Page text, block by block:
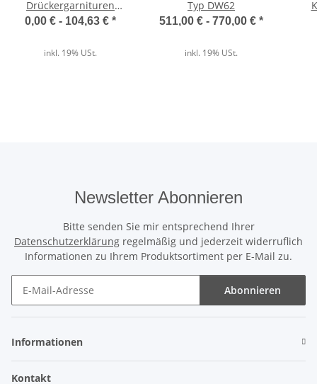
Der direkte Vergleich
Ausgeschäumte Profile
Unser ThermoTeck ✓
✕
Ruhiger Lauf
Drückergarnituren
Kurzschild in Edelstahl |
0,00 € - 104,63 € *
inkl. 19% USt.
Typ DW62
511,00 € - 770,00 € *
inkl. 19% USt.
Newsletter Abonnieren
Bitte senden Sie mir entsprechend Ihrer
Datenschutzerklärung regelmäßig und jederzeit widerruflich
Informationen zu Ihrem Produktsortiment per E-Mail zu.
Abonnieren
Informationen
Kontakt